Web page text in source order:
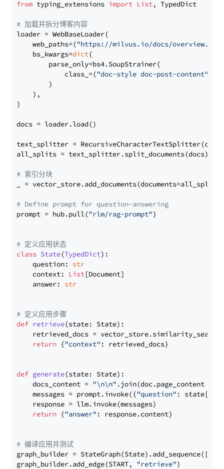
from typing_extensions import List, TypedDict
# 加载并拆分博客内容
loader = WebBaseLoader(
    web_paths=(
"https://milvus.io/docs/overview.md"
    bs_kwargs=
dict(
        parse_only=bs4.SoupStrainer(
            class_=(
"doc-style doc-post-content"
        )
    ),
)
docs = loader.load()
text_splitter =
all_splits = text_splitter.split_documents(docs)
# 索引分块
_ = vector_store.add_documents(documents=all_splits)
# Define prompt for question-answering
prompt = hub.pull("rlm/rag-prompt")
# 定义应用状态
class State(TypedDict):
    question:
str
    context:
List[Document]
    answer:
str
# 定义应用步骤
def retrieve(state: State):
retrieved_docs =
return {"context" : retrieved_docs}
def generate(state: State):
    docs_content =
"\n\n" .join(doc.page_content
    messages = prompt.invoke({
"question" : state[
    response = llm.invoke(messages)
return {"answer" : response.content}
# 编译应用并测试
graph_builder =
graph_builder.add_edge(START, "retrieve")